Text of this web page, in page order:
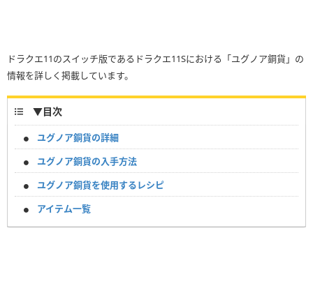
ドラクエ11のスイッチ版であるドラクエ11Sにおける「ユグノア銅貨」の
情報を詳しく掲載しています。
▼目次
ユグノア銅貨の詳細
ユグノア銅貨の入手方法
ユグノア銅貨を使用するレシピ
アイテム一覧